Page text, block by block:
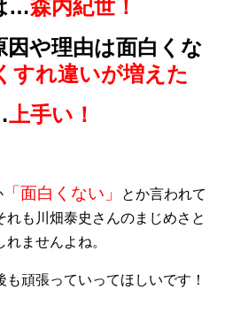
…森内紀世！
因や理由は面白くな
すれ違いが増えた
上手い！
「面白くない」
とか言われて
れも川畑泰史さんのまじめさと
ませんよね。
頑張っていってほしいです！